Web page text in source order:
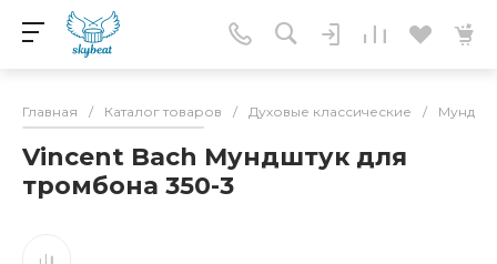
Главная / Каталог товаров / Духовые классические /
Vincent Bach Мундштук для
тромбона 350-3